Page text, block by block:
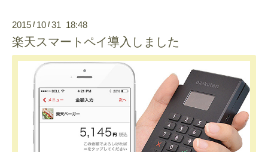
2015 / 10 /31 18:48
楽天スマートペイ導入しました